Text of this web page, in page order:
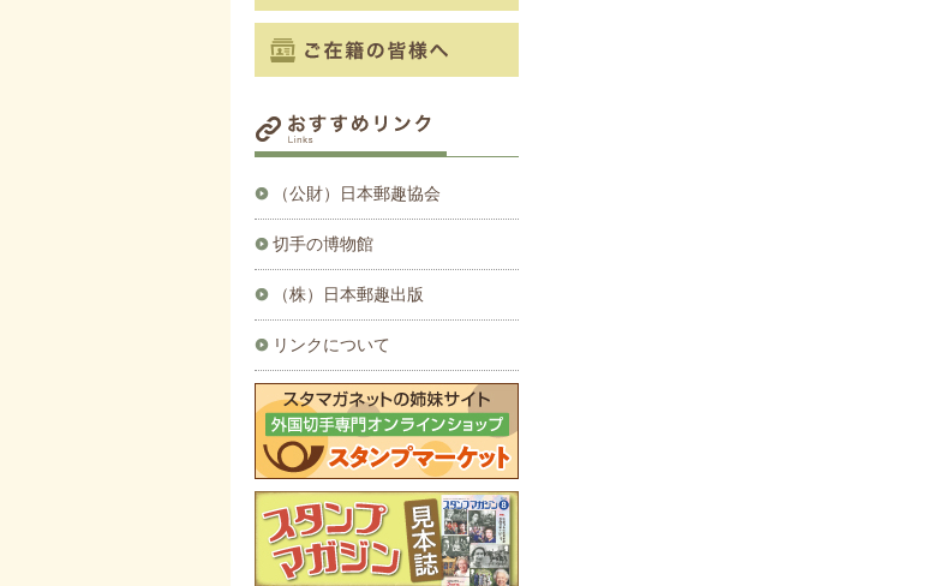
（公財）日本郵趣協会
切手の博物館
（株）日本郵趣出版
リンクについて